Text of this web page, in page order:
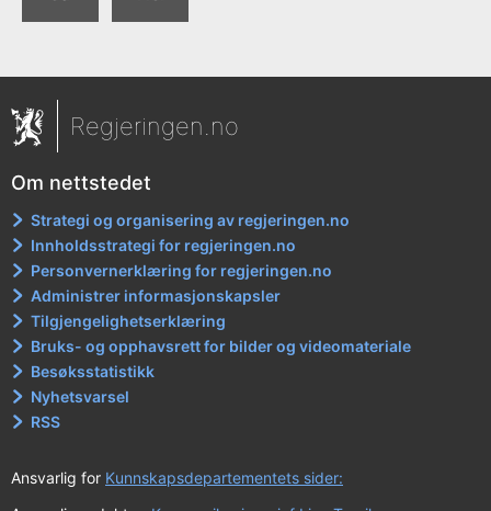
Regjeringen.no
Om nettstedet
Strategi og organisering av regjeringen.no
Innholdsstrategi for regjeringen.no
Personvernerklæring for regjeringen.no
Administrer informasjonskapsler
Tilgjengelighetserklæring
Bruks- og opphavsrett for bilder og videomateriale
Besøksstatistikk
Nyhetsvarsel
RSS
Ansvarlig for Kunnskapsdepartementets sider: